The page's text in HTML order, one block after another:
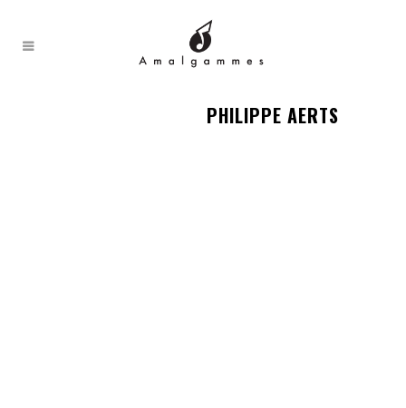
PHILIPPE AERTS